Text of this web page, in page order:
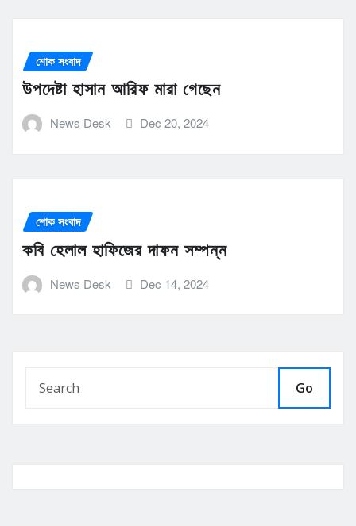
শোক সংবাদ
উপদেষ্টা হাসান আরিফ মারা গেছেন
News Desk Dec 20, 2024
শোক সংবাদ
কবি হেলাল হাফিজের দাফন সম্পন্ন
News Desk Dec 14, 2024
Go